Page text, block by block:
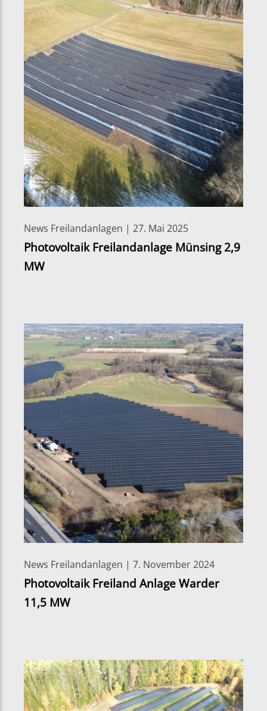
News Freilandanlagen | 27. Mai 2025
Photovoltaik Freilandanlage Münsing 2,9
MW
News Freilandanlagen | 7. November 2024
Photovoltaik Freiland Anlage Warder
11,5 MW